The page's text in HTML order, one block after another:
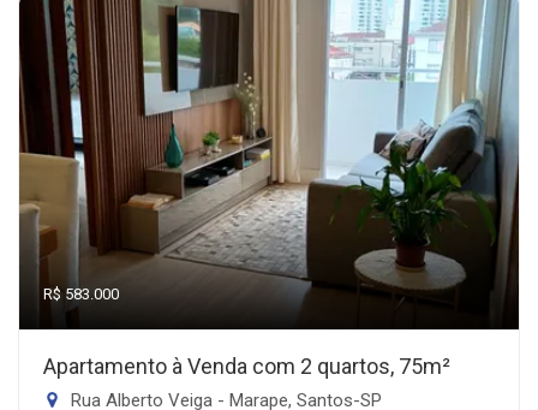
R$ 583.000
Apartamento à Venda com 2 quartos, 75m²
Rua Alberto Veiga - Marape, Santos-SP